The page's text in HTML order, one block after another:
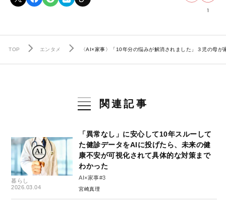
1
TOP エンタメ 〈AI×家事〉「10年分の悩みが解消されました」３児の母
関連記事
暮らし
2026.03.04
「異常なし」に安心して10年スルーして
た健診データをAIに投げたら、未来の健
康不安が可視化されて具体的な対策まで
わかった
AI×家事#3
宮崎真理